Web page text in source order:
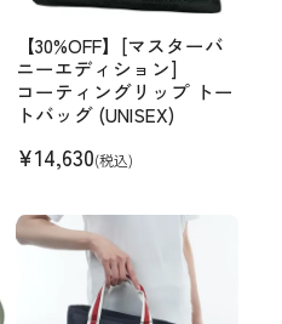
【30%OFF】[マスターバ
ニーエディション]
コーティングリップ トー
トバッグ (UNISEX)
¥14,630(税込)